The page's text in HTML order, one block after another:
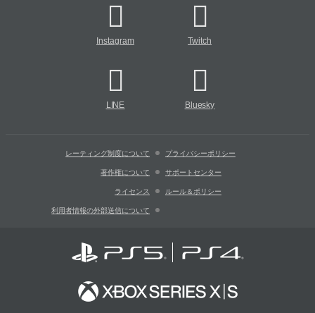
Instagram Twitch
LINE Bluesky
レーティング制度について プライバシーポリシー
著作権について サポートセンター
ライセンス ルール＆ポリシー
利用者情報の外部送信について